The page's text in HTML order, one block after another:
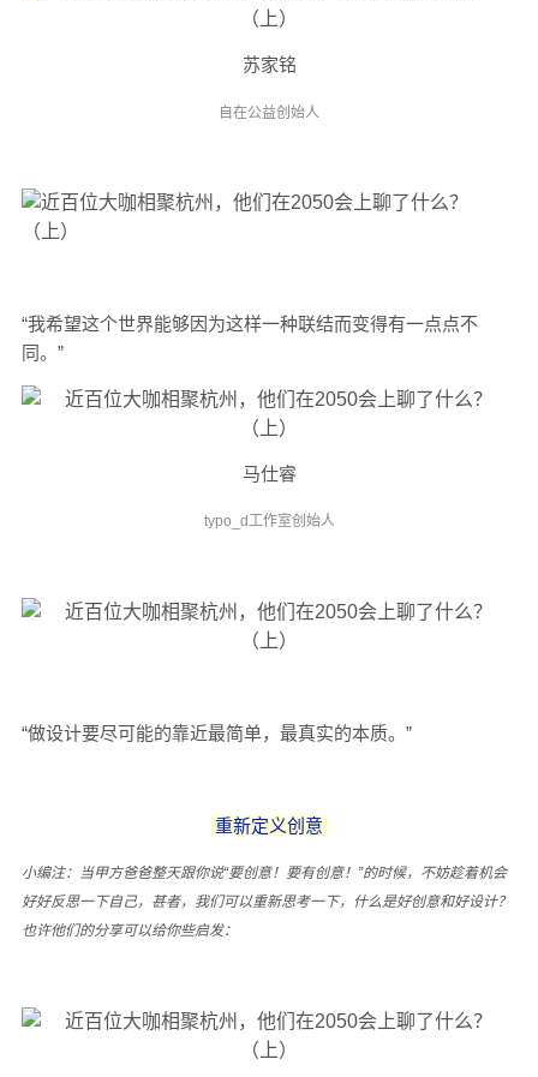
苏家铭
自在公益创始人
“我希望这个世界能够因为这样一种联结而变得有一点点不
同。”
马仕睿
typo_d工作室创始人
“做设计要尽可能的靠近最简单，最真实的本质。”
重新定义创意
小编注：当甲方爸爸整天跟你说“要创意！要有创意！”的时候，不妨趁着机会
好好反思一下自己，甚者，我们可以重新思考一下，什么是好创意和好设计？
也许他们的分享可以给你些启发：